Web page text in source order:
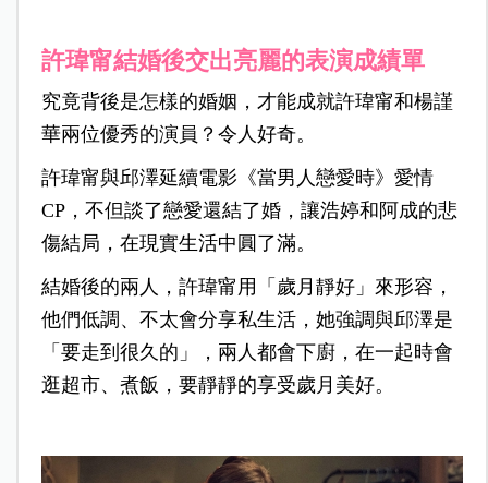
許瑋甯結婚後交出亮麗的表演成績單
究竟背後是怎樣的婚姻，才能成就許瑋甯和楊謹
華兩位優秀的演員？令人好奇。
許瑋甯與邱澤延續電影《當男人戀愛時》愛情
CP，不但談了戀愛還結了婚，讓浩婷和阿成的悲
傷結局，在現實生活中圓了滿。
結婚後的兩人，許瑋甯用「歲月靜好」來形容，
他們低調、不太會分享私生活，她強調與邱澤是
「要走到很久的」，兩人都會下廚，在一起時會
逛超市、煮飯，要靜靜的享受歲月美好。